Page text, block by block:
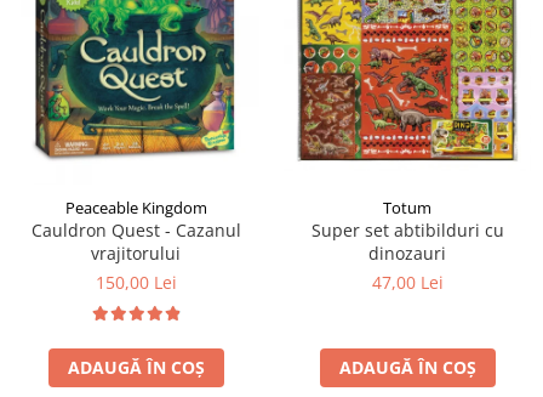
Peaceable Kingdom
Cauldron Quest - Cazanul
vrajitorului
150,00 Lei
ADAUGĂ ÎN COȘ
Totum
Super set abtibilduri cu
dinozauri
47,00 Lei
ADAUGĂ ÎN COȘ